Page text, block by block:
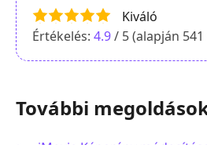
Kiváló
Értékelés: 4.9/ 5 (alapján 541
További